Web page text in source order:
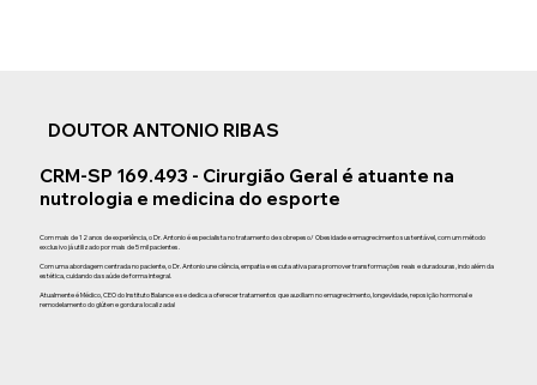
DOUTOR ANTONIO RIBAS
CRM-SP 169.493 - Cirurgião Geral é atuante na
nutrologia e medicina do esporte
Com mais de 12 anos de experiência, o Dr. Antonio é especialista no tratamento de sobrepeso/ Obesidade e emagrecimento sustentável, com um método
exclusivo já utilizado por mais de 5 mil pacientes.
Com uma abordagem centrada no paciente, o Dr. Antonio une ciência, empatia e escuta ativa para promover transformações reais e duradouras, indo além da
estética, cuidando da saúde de forma integral.
Atualmente é Médico, CEO do Instituto Balance e se dedica a oferecer tratamentos que auxiliam no emagrecimento, longevidade, reposição hormonal e
remodelamento do glúten e gordura localizada!